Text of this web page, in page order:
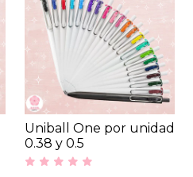
Uniball One por unidad
0.38 y 0.5